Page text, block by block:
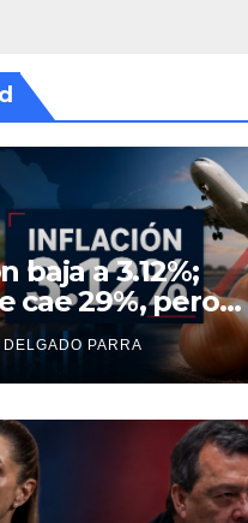
baja a 3.12%;
cae 29%, pero
vuelos se
PARRA